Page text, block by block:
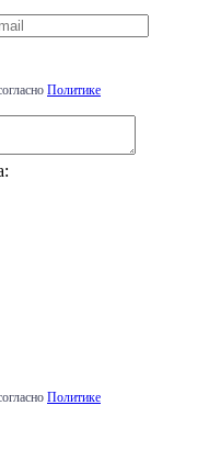
Политике
Политике